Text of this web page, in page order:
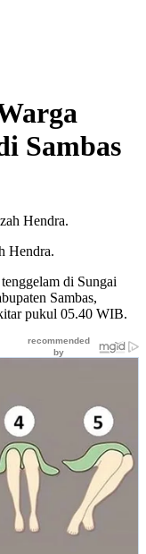
Sambas
Hendra.
di Sungai
Sambas,
pukul 05.40 WIB.